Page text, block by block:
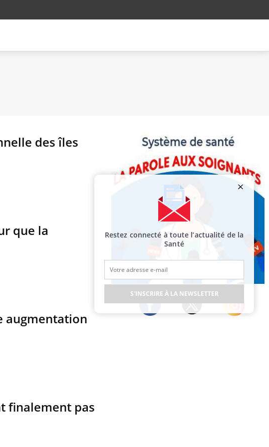
des îles
que la
augmentation
finalement pas
Restez connecté à toute l’actualité de la
Santé
S'INSCRIRE À LA NEWSLETTER